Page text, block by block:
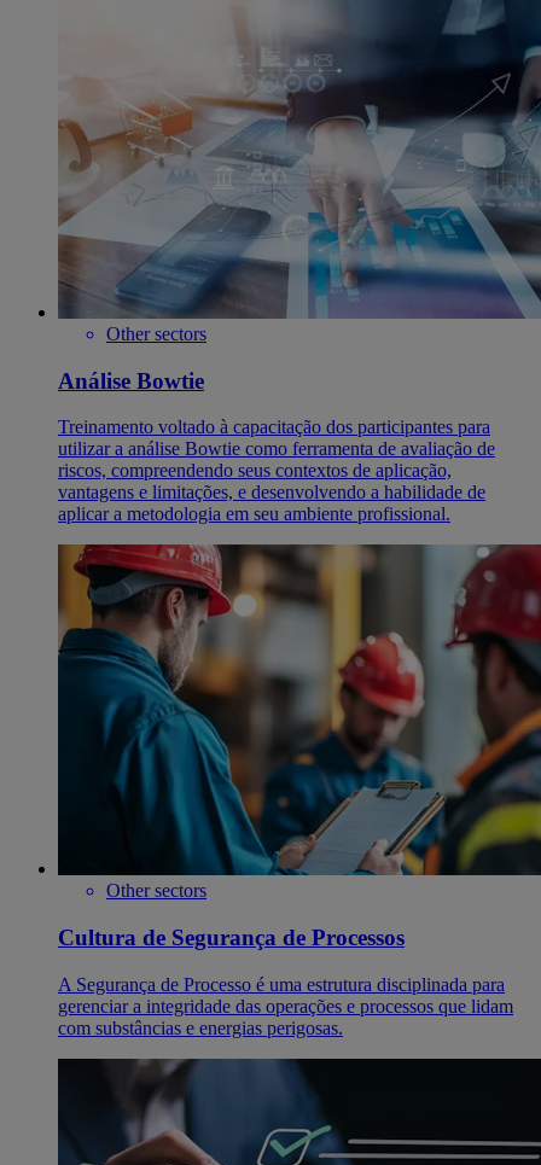
Other sectors
Análise Bowtie
Treinamento voltado à capacitação dos participantes para
utilizar a análise Bowtie como ferramenta de avaliação de
riscos, compreendendo seus contextos de aplicação,
vantagens e limitações, e desenvolvendo a habilidade de
aplicar a metodologia em seu ambiente profissional.
Other sectors
Cultura de Segurança de Processos
A Segurança de Processo é uma estrutura disciplinada para
gerenciar a integridade das operações e processos que lidam
com substâncias e energias perigosas.